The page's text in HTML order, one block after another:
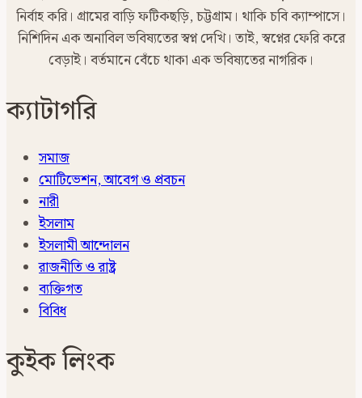
নির্বাহ করি। গ্রামের বাড়ি ফটিকছড়ি, চট্টগ্রাম। থাকি চবি ক্যাম্পাসে।
নিশিদিন এক অনাবিল ভবিষ্যতের স্বপ্ন দেখি। তাই, স্বপ্নের ফেরি করে
বেড়াই। বর্তমানে বেঁচে থাকা এক ভবিষ্যতের নাগরিক।
ক্যাটাগরি
সমাজ
মোটিভেশন, আবেগ ও প্রবচন
নারী
ইসলাম
ইসলামী আন্দোলন
রাজনীতি ও রাষ্ট্র
ব্যক্তিগত
বিবিধ
কুইক লিংক